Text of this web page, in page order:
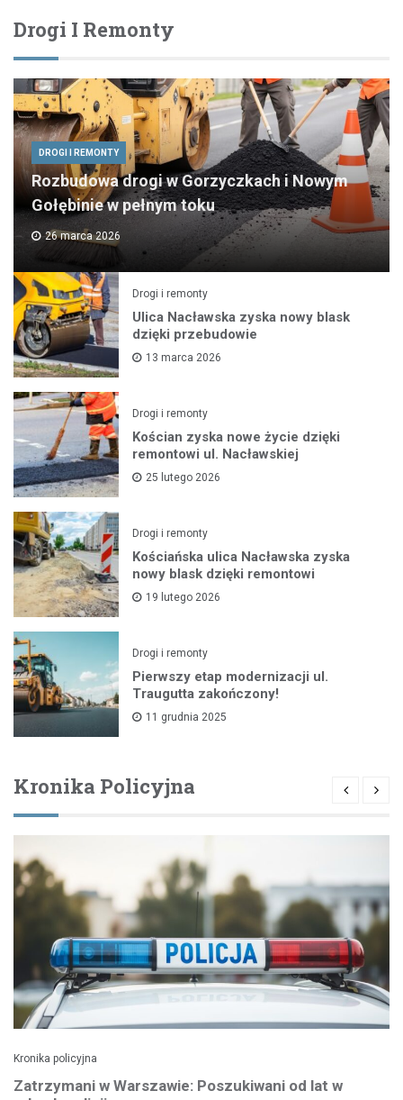
Drogi I Remonty
DROGI I REMONTY
Rozbudowa drogi w Gorzyczkach i Nowym
Gołębinie w pełnym toku
26 marca 2026
Drogi i remonty
Ulica Nacławska zyska nowy blask
dzięki przebudowie
13 marca 2026
Drogi i remonty
Kościan zyska nowe życie dzięki
remontowi ul. Nacławskiej
25 lutego 2026
Drogi i remonty
Kościańska ulica Nacławska zyska
nowy blask dzięki remontowi
19 lutego 2026
Drogi i remonty
Pierwszy etap modernizacji ul.
Traugutta zakończony!
11 grudnia 2025
Kronika Policyjna
Kronika policyjna
Zatrzymani w Warszawie: Poszukiwani od lat w